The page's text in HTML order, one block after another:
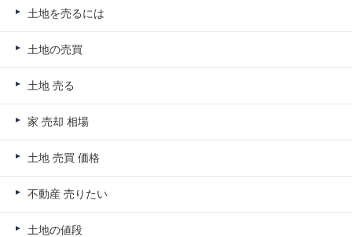
土地を売るには
土地の売買
土地 売る
家 売却 相場
土地 売買 価格
不動産 売りたい
土地の値段